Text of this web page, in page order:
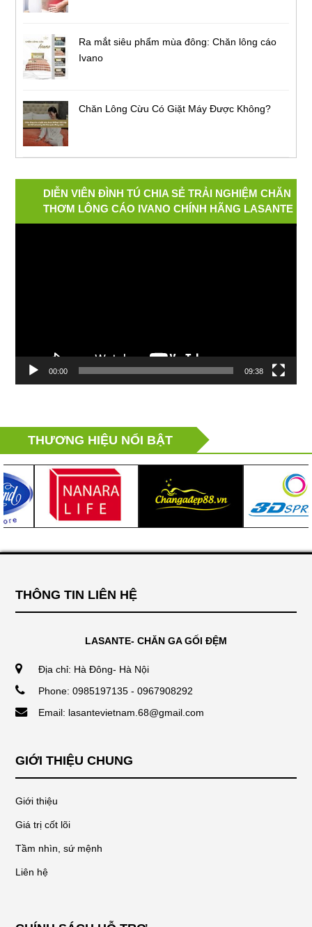
Ra mắt siêu phẩm mùa đông: Chăn lông cáo
Ivano
Chăn Lông Cừu Có Giặt Máy Được Không?
DIỄN VIÊN ĐÌNH TÚ CHIA SẺ TRẢI NGHIỆM CHĂN
THƠM LÔNG CÁO IVANO CHÍNH HÃNG LASANTE
00:00 09:38
THƯƠNG HIỆU NỔI BẬT
THÔNG TIN LIÊN HỆ
LASANTE- CHĂN GA GỐI ĐỆM
Địa chỉ: Hà Đông- Hà Nội
Phone: 0985197135 - 0967908292
Email: lasantevietnam.68@gmail.com
GIỚI THIỆU CHUNG
Giới thiệu
Giá trị cốt lõi
Tầm nhìn, sứ mệnh
Liên hệ